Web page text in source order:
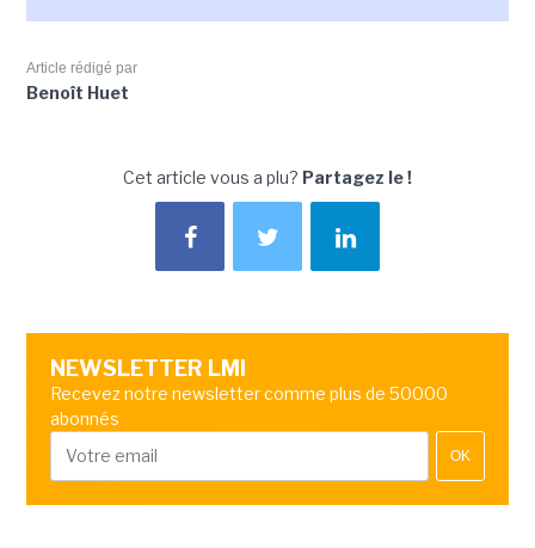
Article rédigé par
Benoît Huet
Cet article vous a plu? Partagez le !
NEWSLETTER LMI
Recevez notre newsletter comme plus de 50000
abonnés
OK